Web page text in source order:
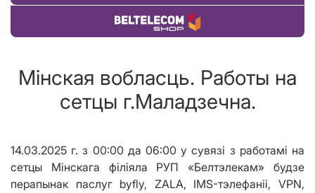
Купіць тавар
Мінская вобласць. Работы на
сетцы г.Маладзечна.
14.03.2025 г. з 00:00 да 06:00 у сувязі з работамі на
сетцы Мінскага філіяла РУП «Белтэлекам» будзе
перапынак паслуг byfly, ZALA, IMS-тэлефаніі, VPN,